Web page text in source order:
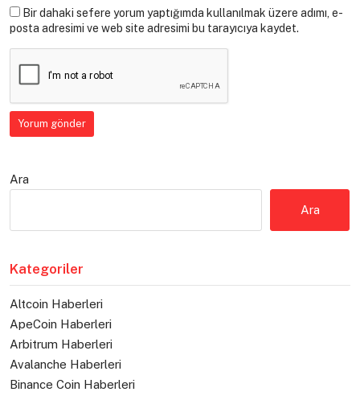
Bir dahaki sefere yorum yaptığımda kullanılmak üzere adımı, e-
posta adresimi ve web site adresimi bu tarayıcıya kaydet.
Ara
Ara
Kategoriler
Altcoin Haberleri
ApeCoin Haberleri
Arbitrum Haberleri
Avalanche Haberleri
Binance Coin Haberleri